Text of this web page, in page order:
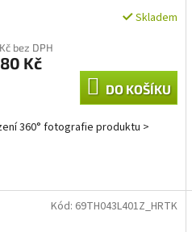
M
Skladem
bez DPH
Kč
DO KOŠÍKU
360° fotografie produktu >
Kód: 69TH043L401Z_HRTK